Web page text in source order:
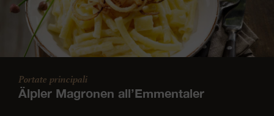
Portate principali
Älpler Magronen all’Emmentaler